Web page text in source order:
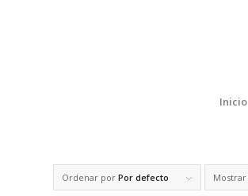
Inicio
Ordenar por Por defecto Mostrar